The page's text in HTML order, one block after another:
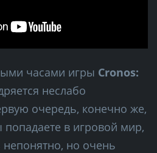
часами игры Cronos:
неслабо
очередь, конечно же,
в игровой мир,
непонятно, но очень